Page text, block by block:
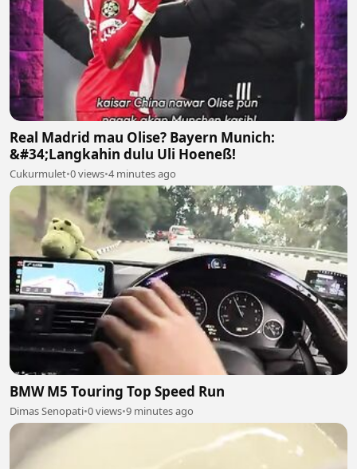
Real Madrid mau Olise? Bayern Munich:
&#34;Langkahin dulu Uli Hoeneß!
Cukurmulet•0 views•4 minutes ago
BMW M5 Touring Top Speed Run
Dimas Senopati•0 views•9 minutes ago